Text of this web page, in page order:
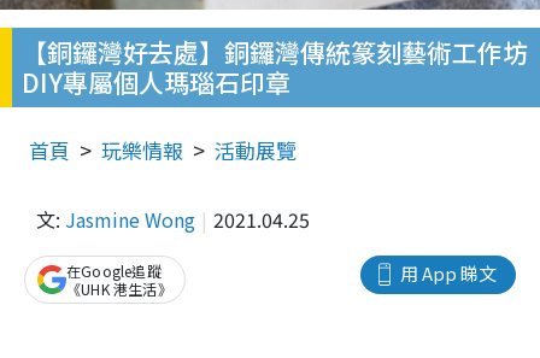
【銅鑼灣好去處】銅鑼灣傳統篆刻藝術工作坊
DIY專屬個人瑪瑙石印章
首頁 玩樂情報 活動展覽
文: Jasmine Wong 2021.04.25
用 App 睇文
在Google追蹤
《UHK 港生活》